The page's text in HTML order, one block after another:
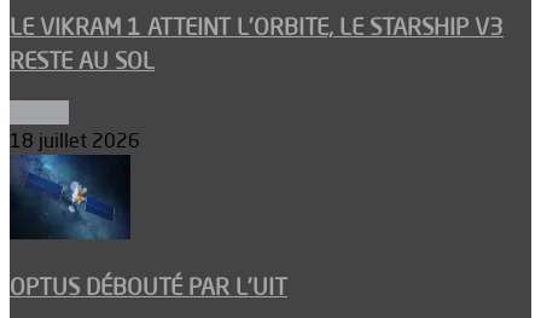
LE VIKRAM 1 ATTEINT L’ORBITE, LE STARSHIP V3
RESTE AU SOL
18 juillet 2026
OPTUS DÉBOUTÉ PAR L’UIT